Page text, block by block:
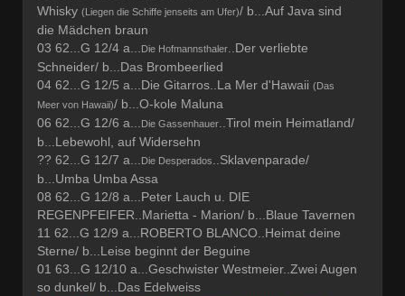
Whisky (Liegen die Schiffe jenseits am Ufer)/ b...Auf Java sind
die Mädchen braun
03 62...G 12/4 a...
Die Hofmannsthaler
..Der verliebte
Schneider/ b...Das Brombeerlied
04 62...G 12/5 a...Die Gitarros..La Mer d'Hawaii (Das
Meer von Hawaii)/ b...O-kole Maluna
06 62...G 12/6 a...
Die Gassenhauer
..Tirol mein Heimatland/
b...Lebewohl, auf Widersehn
?? 62...G 12/7 a...
Die Desperados
..Sklavenparade/
b...Umba Umba Assa
08 62...G 12/8 a...Peter Lauch u. DIE
REGENPFEIFER..Marietta - Marion/ b...Blaue Tavernen
11 62...G 12/9 a...ROBERTO BLANCO..Heimat deine
Sterne/ b...Leise beginnt der Beguine
01 63...G 12/10 a...Geschwister Westmeier..Zwei Augen
so dunkel/ b...Das Edelweiss